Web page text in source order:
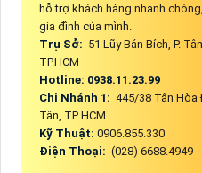
hỗ trợ khách hàng nhanh
gia đình của mình.
Trụ Sở: 51 Lũy Bán Bích, P.
TP.HCM
Hotline: 0938.11.23.99
Chi Nhánh 1: 445/38 Tân Hòa
Tân, TP HCM
Kỹ Thuật: 0906.855.330
Điện Thoại: (028) 6688.4949